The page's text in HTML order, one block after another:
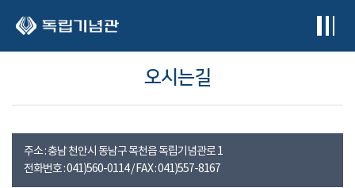
오시는길
주소 : 충남 천안시 동남구 목천읍 독립기념관로 1
전화번호 : 041)560-0114 / FAX : 041)557-8167